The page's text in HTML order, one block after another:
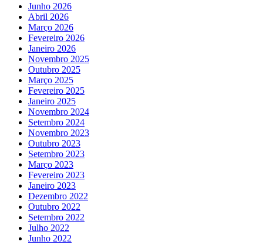
Junho 2026
Abril 2026
Março 2026
Fevereiro 2026
Janeiro 2026
Novembro 2025
Outubro 2025
Março 2025
Fevereiro 2025
Janeiro 2025
Novembro 2024
Setembro 2024
Novembro 2023
Outubro 2023
Setembro 2023
Março 2023
Fevereiro 2023
Janeiro 2023
Dezembro 2022
Outubro 2022
Setembro 2022
Julho 2022
Junho 2022